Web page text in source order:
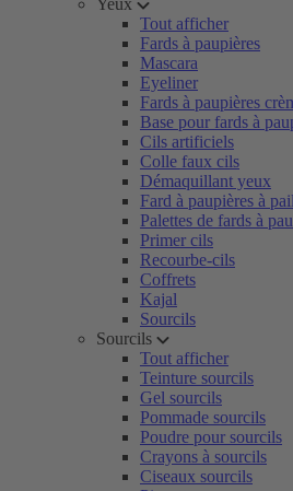
Yeux
Tout afficher
Fards à paupières
Mascara
Eyeliner
Fards à paupières
Base pour fards à
Cils artificiels
Colle faux cils
Démaquillant yeux
Fard à paupières à
Palettes de fards à
Primer cils
Recourbe-cils
Coffrets
Kajal
Sourcils
Sourcils
Tout afficher
Teinture sourcils
Gel sourcils
Pommade sourcils
Poudre pour sourcils
Crayons à sourcils
Ciseaux sourcils